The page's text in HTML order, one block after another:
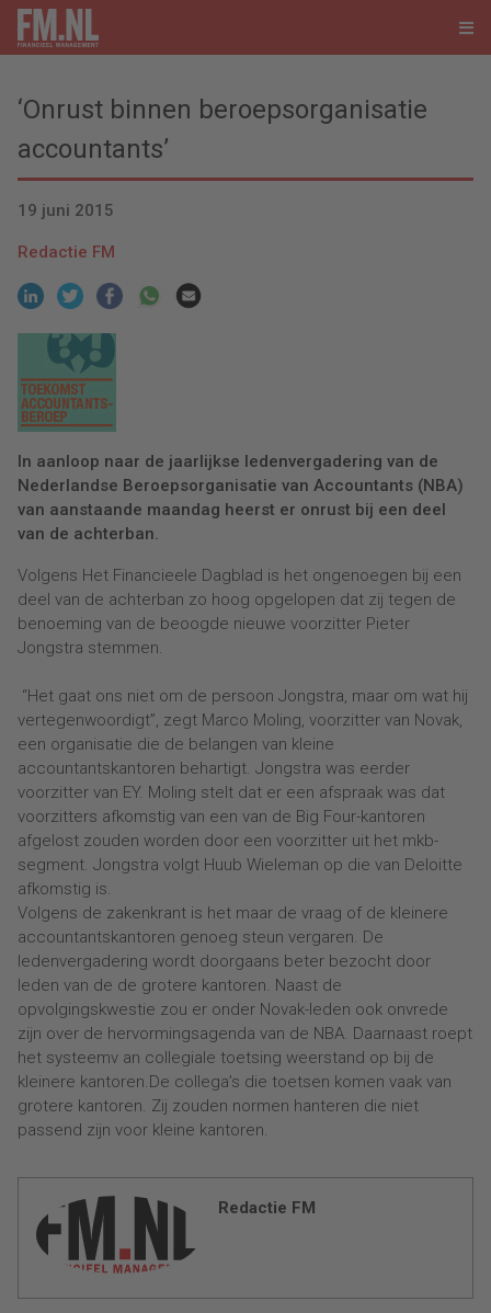
‘Onrust binnen beroepsorganisatie
accountants’
19 juni 2015
Redactie FM
In aanloop naar de jaarlijkse ledenvergadering van de
Nederlandse Beroepsorganisatie van Accountants (NBA)
van aanstaande maandag heerst er onrust bij een deel
van de achterban.
Volgens Het Financieele Dagblad is het ongenoegen bij een
deel van de achterban zo hoog opgelopen dat zij tegen de
benoeming van de beoogde nieuwe voorzitter Pieter
Jongstra stemmen.
“Het gaat ons niet om de persoon Jongstra, maar om wat hij
vertegenwoordigt”, zegt Marco Moling, voorzitter van Novak,
een organisatie die de belangen van kleine
accountantskantoren behartigt. Jongstra was eerder
voorzitter van EY. Moling stelt dat er een afspraak was dat
voorzitters afkomstig van een van de Big Four-kantoren
afgelost zouden worden door een voorzitter uit het mkb-
segment. Jongstra volgt Huub Wieleman op die van Deloitte
afkomstig is.
Volgens de zakenkrant is het maar de vraag of de kleinere
accountantskantoren genoeg steun vergaren. De
ledenvergadering wordt doorgaans beter bezocht door
leden van de de grotere kantoren. Naast de
opvolgingskwestie zou er onder Novak-leden ook onvrede
zijn over de hervormingsagenda van de NBA. Daarnaast roept
het systeemv an collegiale toetsing weerstand op bij de
kleinere kantoren.De collega’s die toetsen komen vaak van
grotere kantoren. Zij zouden normen hanteren die niet
passend zijn voor kleine kantoren.
Redactie FM